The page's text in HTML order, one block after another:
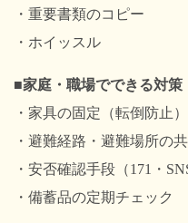
・重要書類のコピー
・ホイッスル
■家庭・職場でできる対策
・家具の固定（転倒防止）
・避難経路・避難場所の
・安否確認手段（171・
・備蓄品の定期チェック